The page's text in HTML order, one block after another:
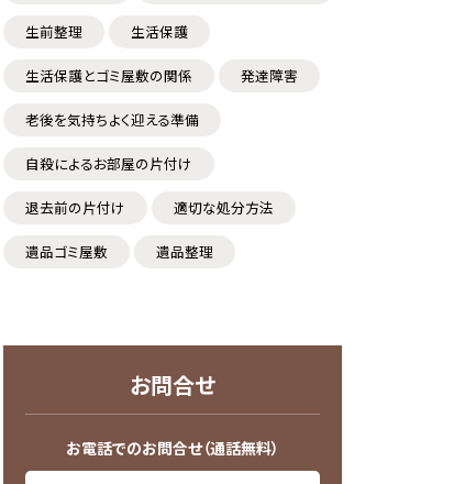
生前整理 生活保護
生活保護とゴミ屋敷の関係 発達障害
老後を気持ちよく迎える準備
自殺によるお部屋の片付け
退去前の片付け 適切な処分方法
遺品ゴミ屋敷 遺品整理
お問合せ
お電話でのお問合せ（通話無料）